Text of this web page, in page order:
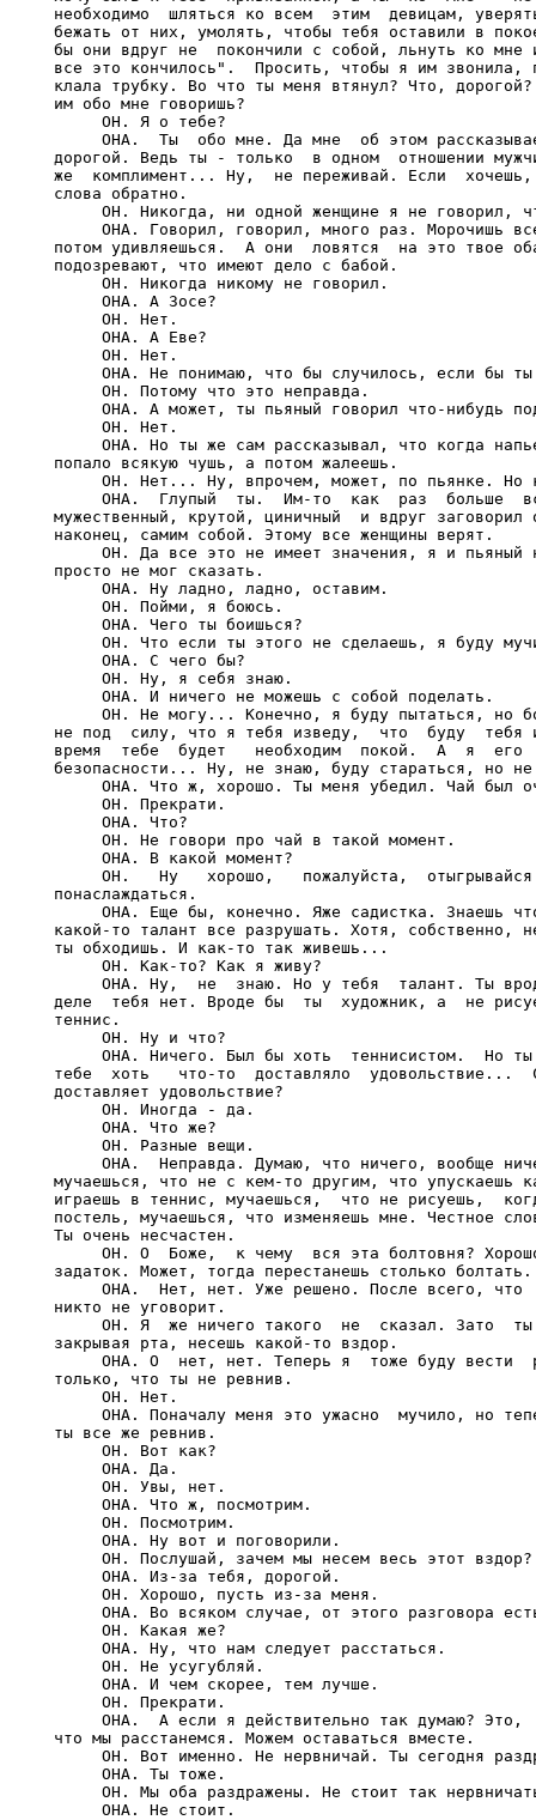
необходимо  шляться ко всем  этим  девицам,
бежать от них, умолять, чтобы тебя оставили в
бы они вдруг не  покончили с собой, льнуть ко
все это кончилось".  Просить, чтобы я им
клала трубку. Во что ты меня втянул? Что,
им обо мне говоришь?
     ОН. Я о тебе?
ОНА.  Ты  обо мне. Да мне  об этом
дорогой. Ведь ты - только  в одном  отношении
же  комплимент... Ну,  не переживай. Если
слова обратно.
ОН. Никогда, ни одной женщине я не говорил,
ОНА. Говорил, говорил, много раз. Морочишь
потом удивляешься.  А они  ловятся  на это твое
подозревают, что имеют дело с бабой.
     ОН. Никогда никому не говорил.
     ОНА. А Зосе?
     ОН. Нет.
     ОНА. А Еве?
     ОН. Нет.
ОНА. Не понимаю, что бы случилось, если бы
     ОН. Потому что это неправда.
ОНА. А может, ты пьяный говорил что-нибудь
     ОН. Нет.
ОНА. Но ты же сам рассказывал, что когда
попало всякую чушь, а потом жалеешь.
ОН. Нет... Ну, впрочем, может, по пьянке. Но
ОНА.  Глупый  ты.  Им-то  как  раз  больше
мужественный, крутой, циничный  и вдруг
наконец, самим собой. Этому все женщины верят.
ОН. Да все это не имеет значения, я и пьяный
просто не мог сказать.
     ОНА. Ну ладно, ладно, оставим.
     ОН. Пойми, я боюсь.
     ОНА. Чего ты боишься?
ОН. Что если ты этого не сделаешь, я буду
     ОНА. С чего бы?
     ОН. Ну, я себя знаю.
     ОНА. И ничего не можешь с собой поделать.
ОН. Не могу... Конечно, я буду пытаться, но
не под  силу, что я тебя изведу,  что  буду  тебя
время  тебе  будет   необходим  покой.  А  я
безопасности... Ну, не знаю, буду стараться, но
ОНА. Что ж, хорошо. Ты меня убедил. Чай был
     ОН. Прекрати.
     ОНА. Что?
     ОН. Не говори про чай в такой момент.
     ОНА. В какой момент?
ОН.   Ну   хорошо,   пожалуйста,
понаслаждаться.
ОНА. Еще бы, конечно. Яже садистка. Знаешь
какой-то талант все разрушать. Хотя, собственно,
ты обходишь. И как-то так живешь...
     ОН. Как-то? Как я живу?
ОНА. Ну,  не  знаю. Но у тебя  талант. Ты
деле  тебя нет. Вроде бы  ты  художник, а  не
теннис.
     ОН. Ну и что?
ОНА. Ничего. Был бы хоть  теннисистом.  Но
тебе  хоть   что-то  доставляло  удовольствие...
доставляет удовольствие?
     ОН. Иногда - да.
     ОНА. Что же?
     ОН. Разные вещи.
ОНА.  Неправда. Думаю, что ничего, вообще
мучаешься, что не с кем-то другим, что упускаешь
играешь в теннис, мучаешься,  что не рисуешь,
постель, мучаешься, что изменяешь мне. Честное
Ты очень несчастен.
ОН. О  Боже,  к чему  вся эта болтовня?
задаток. Может, тогда перестанешь столько болтать.
ОНА.  Нет, нет. Уже решено. После всего, что
никто не уговорит.
ОН. Я  же ничего такого  не  сказал. Зато
закрывая рта, несешь какой-то вздор.
ОНА. О  нет, нет. Теперь я  тоже буду вести
только, что ты не ревнив.
     ОН. Нет.
ОНА. Поначалу меня это ужасно  мучило, но
ты все же ревнив.
     ОН. Вот как?
     ОНА. Да.
     ОН. Увы, нет.
     ОНА. Что ж, посмотрим.
     ОН. Посмотрим.
     ОНА. Ну вот и поговорили.
     ОН. Послушай, зачем мы несем весь этот вздор?
     ОНА. Из-за тебя, дорогой.
     ОН. Хорошо, пусть из-за меня.
ОНА. Во всяком случае, от этого разговора
     ОН. Какая же?
     ОНА. Ну, что нам следует расстаться.
     ОН. Не усугубляй.
     ОНА. И чем скорее, тем лучше.
     ОН. Прекрати.
ОНА.  А если я действительно так думаю? Это,
что мы расстанемся. Можем оставаться вместе.
ОН. Вот именно. Не нервничай. Ты сегодня
     ОНА. Ты тоже.
ОН. Мы оба раздражены. Не стоит так
     ОНА. Не стоит.